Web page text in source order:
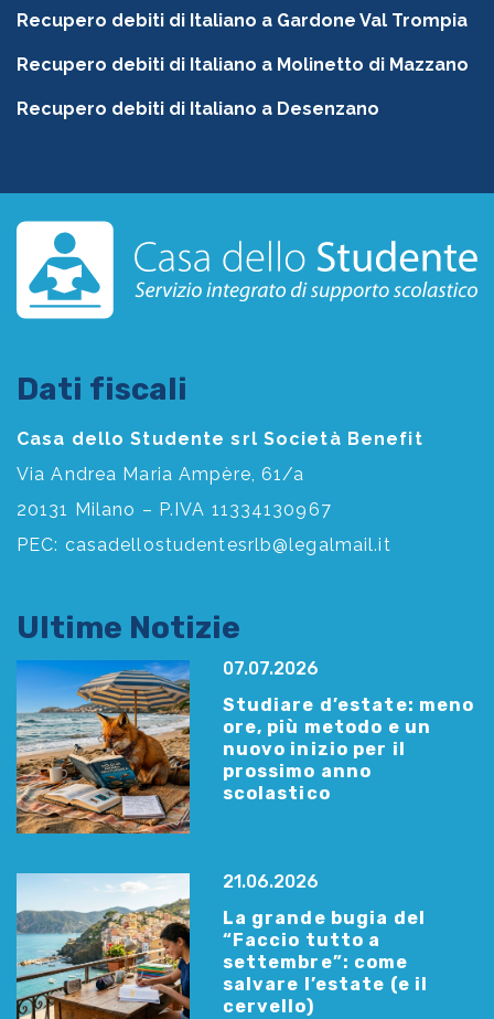
Recupero debiti di Italiano a Gardone Val Trompia
Recupero debiti di Italiano a Molinetto di Mazzano
Recupero debiti di Italiano a Desenzano
Dati fiscali
Casa dello Studente srl Società Benefit
Via Andrea Maria Ampère, 61/a
20131 Milano – P.IVA 11334130967
PEC: casadellostudentesrlb@legalmail.it
Ultime Notizie
07.07.2026
Studiare d’estate: meno
ore, più metodo e un
nuovo inizio per il
prossimo anno
scolastico
21.06.2026
La grande bugia del
“Faccio tutto a
settembre”: come
salvare l’estate (e il
cervello)